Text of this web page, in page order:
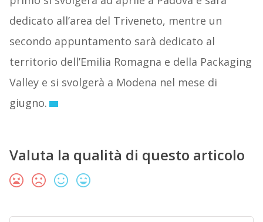
dedicato all’area del Triveneto, mentre un
secondo appuntamento sarà dedicato al
territorio dell’Emilia Romagna e della Packaging
Valley e si svolgerà a Modena nel mese di
giugno.
Valuta la qualità di questo articolo